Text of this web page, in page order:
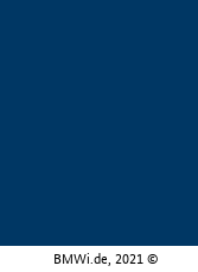
BMWi.de, 2021 ©